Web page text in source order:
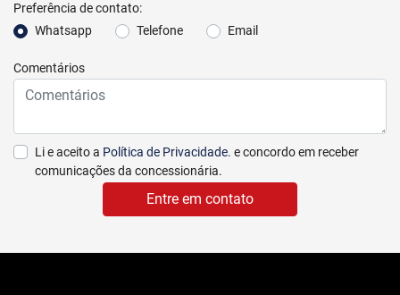
Preferência de contato:
Whatsapp
Telefone Email
Comentários
Li e aceito a Política de Privacidade. e concordo em receber
comunicações da concessionária.
Entre em contato